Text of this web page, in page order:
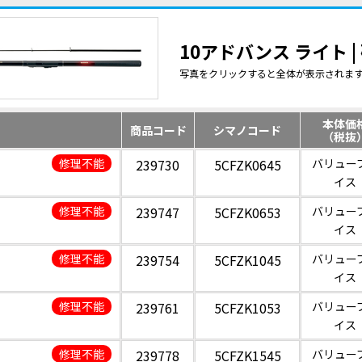
10アドバンス ライト
写真をクリックすると全体が表示されま
商品コード シマノコード
本体価
（税抜
修理不能
239730 5CFZK0645
バリュー
イス
修理不能
239747 5CFZK0653
バリュー
イス
修理不能
239754 5CFZK1045
バリュー
イス
修理不能
239761 5CFZK1053
バリュー
イス
修理不能
239778 5CFZK1545 バリュー